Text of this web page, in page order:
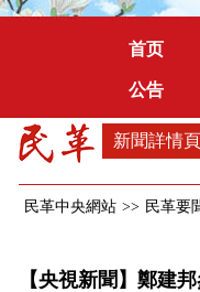
首页
公告
新聞詳情頁
民革中央網站 >> 民革要
【央視新聞】鄭建